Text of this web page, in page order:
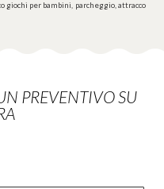
giochi per bambini, parcheggio, attracco
PREVENTIVO SU